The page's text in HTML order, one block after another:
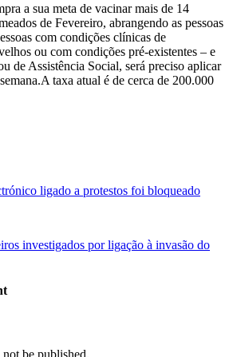
a sua meta de vacinar mais de 14
de Fevereiro, abrangendo as pessoas
com condições clínicas de
ou com condições pré-existentes – e
de Assistência Social, será preciso aplicar
taxa atual é de cerca de 200.000
ligado a protestos foi bloqueado
investigados por ligação à invasão do
be published.